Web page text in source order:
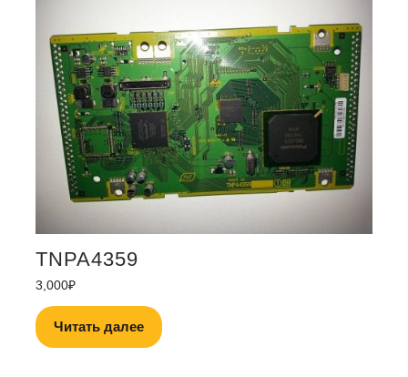
TNPA4359
3,000₽
Читать далее